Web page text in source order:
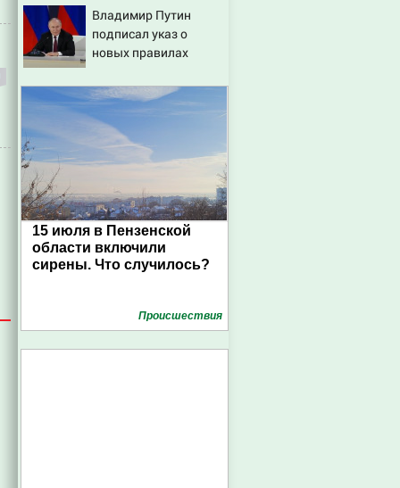
Владимир Путин
подписал указ о
новых правилах
службы
15 июля в Пензенской
области включили
сирены. Что случилось?
Проиcшествия